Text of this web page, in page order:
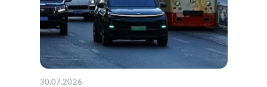
30.07.2026